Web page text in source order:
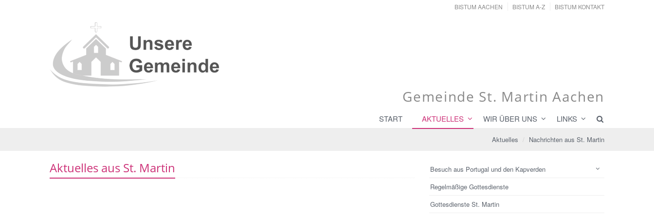
BISTUM AACHEN BISTUM A-Z BISTUM KONTAKT
Gemeinde St. Martin Aachen
START AKTUELLES WIR ÜBER UNS LINKS
Aktuelles Nachrichten aus St. Martin
Aktuelles aus St. Martin
Besuch aus Portugal und den Kapverden
Regelmäßige Gottesdienste
Gottesdienste St. Martin